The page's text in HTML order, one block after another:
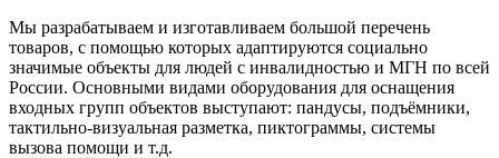
Мы разрабатываем и изготавливаем большой перечень
товаров, с помощью которых адаптируются социально
значимые объекты для людей с инвалидностью и МГН по всей
России. Основными видами оборудования для оснащения
входных групп объектов выступают: пандусы, подъёмники,
тактильно-визуальная разметка, пиктограммы, системы
вызова помощи и т.д.